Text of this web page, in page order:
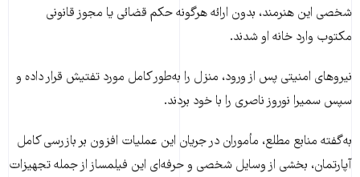
شخصی این هنرمند، بدون ارائه هرگونه حکم قضائی یا مجوز قانونی
مکتوب وارد خانه او شدند.
نیروهای امنیتی پس از ورود، منزل را به‌طور کامل مورد تفتیش قرار داده و
سپس سمیرا نوروز ناصری را با خود بردند.
به‌گفته منابع مطلع، مأموران در جریان این عملیات افزون بر بازرسی کامل
آپارتمان، بخشی از وسایل شخصی و حرفه‌ای این فیلمساز از جمله تجهیزات